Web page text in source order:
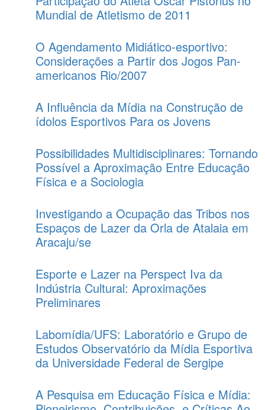
Mundial de Atletismo de 2011
O Agendamento Midiático-esportivo:
Considerações a Partir dos Jogos Pan-
americanos Rio/2007
A Influência da Mídia na Construção de
ídolos Esportivos Para os Jovens
Possibilidades Multidisciplinares: Tornando
Possível a Aproximação Entre Educação
Física e a Sociologia
Investigando a Ocupação das Tribos nos
Espaços de Lazer da Orla de Atalaia em
Aracaju/se
Esporte e Lazer na Perspect Iva da
Indústria Cultural: Aproximações
Preliminares
Labomídia/UFS: Laboratório e Grupo de
Estudos Observatório da Mídia Esportiva
da Universidade Federal de Sergipe
A Pesquisa em Educação Física e Mídia: